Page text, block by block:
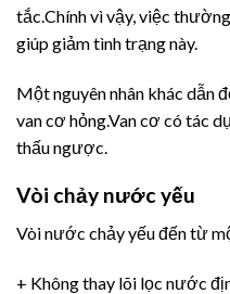
tắc.Chính vì vậy, việc
giúp giảm tình trạng này.
Một nguyên nhân khác dẫn
van cơ hỏng.Van cơ có tác
thấu ngược.
Vòi chảy nước yếu
Vòi nước chảy yếu đến từ
+ Không thay lõi lọc nước